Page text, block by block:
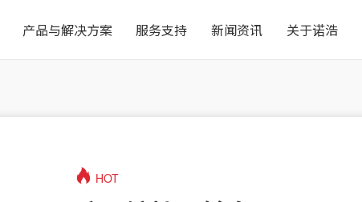
产品与解决方案 服务支持 新闻资讯 关于诺浩
HOT